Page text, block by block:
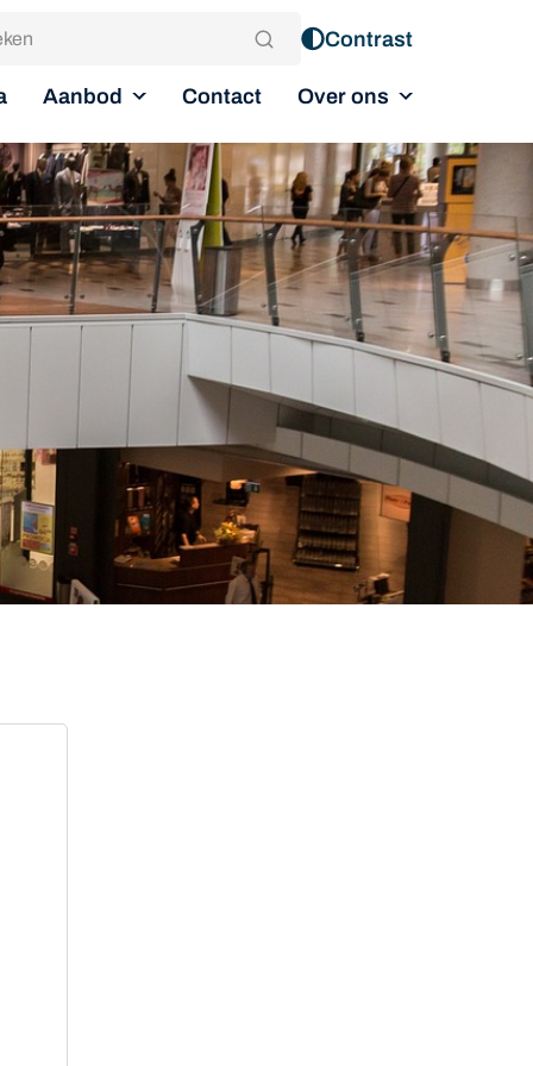
Contrast
Aanbod Contact Over ons